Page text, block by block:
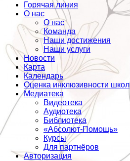
Горячая линия
О нас
О нас
Команда
Наши достижения
Наши услуги
Новости
Карта
Календарь
Оценка инклюзивности школ
Медиатека
Видеотека
Аудиотека
Библиотека
«Абсолют-Помощь»
Курсы
Для партнёров
Авторизация